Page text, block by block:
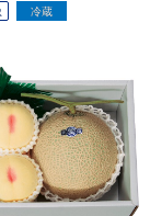
冷蔵